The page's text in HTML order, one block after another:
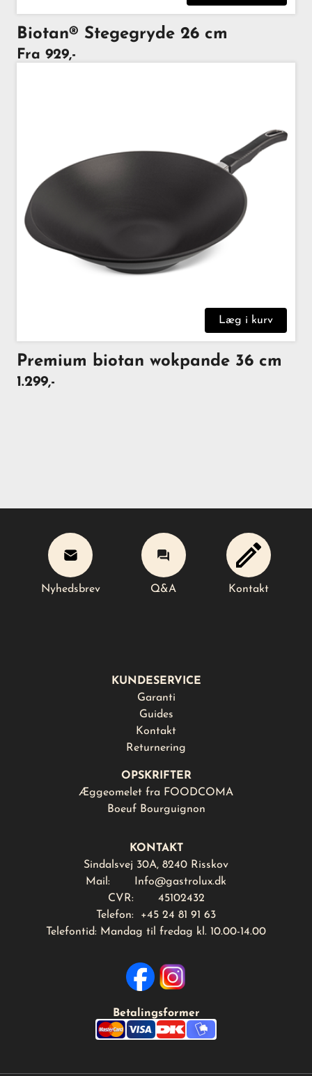
Biotan® Stegegryde 26 cm
Fra 929,-
Premium biotan wokpande 36 cm
1.299,-
Læg i kurv
Læg i kurv
Nyhedsbrev
Nyhedsbrev
Q&A
Q&A
Kontakt
Kontakt
KUNDESERVICE
Garanti
Guides
Kontakt
Returnering
OPSKRIFTER
Æggeomelet fra FOODCOMA
Boeuf Bourguignon
KONTAKT
Sindalsvej 30A, 8240 Risskov
Mail: Info@gastrolux.dk
CVR: 45102432
Telefon: +45 24 81 91 63
Telefontid: Mandag til fredag kl. 10.00-14.00
Betalingsformer